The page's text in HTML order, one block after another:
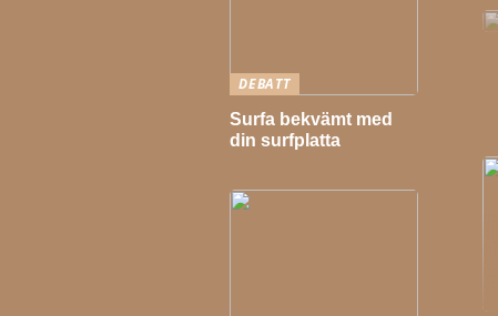
DEBATT
Surfa bekvämt med
din surfplatta